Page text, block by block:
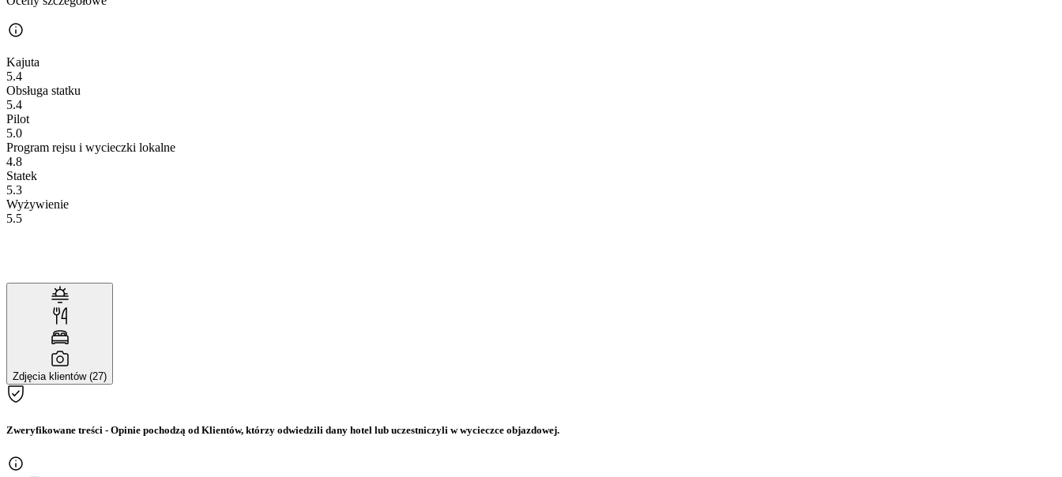
Kajuta
5.4
Obsługa statku
5.4
Pilot
5.0
Program rejsu i wycieczki lokalne
4.8
Statek
5.3
Wyżywienie
5.5
Zdjęcia klientów (27)
Zweryfikowane treści - Opinie pochodzą od Klientów, którzy odwiedzili dany hotel lub uczestniczyli w wycieczce objazdowej.